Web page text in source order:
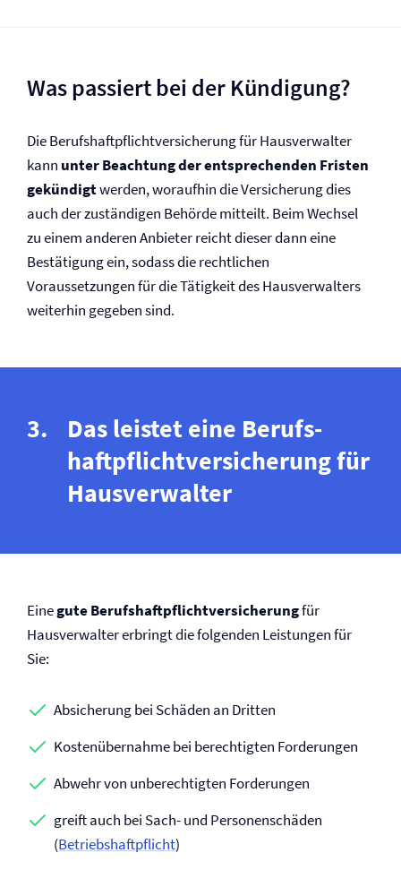
Was passiert bei der Kündigung?
Die Berufs­haftpflicht­versicherung für Hausverwalter
kann unter Beachtung der entsprechenden Fristen
gekündigtwerden, woraufhin die Versicherung dies
auch der zuständigen Behörde mitteilt. Beim Wechsel
zu einem anderen Anbieter reicht dieser dann eine
Bestätigung ein, sodass die rechtlichen
Voraussetzungen für die Tätigkeit des Hausverwalters
weiterhin gegeben sind.
Das leistet eine Berufs­
haftpflicht­versicherung für
Hausverwalter
Einegute Berufs­haftpflicht­versicherungfür
Hausverwalter erbringt die folgenden Leistungen für
Sie:
Absicherung bei Schäden an Dritten
Kostenübernahme bei berechtigten Forderungen
Abwehr von unberechtigten Forderungen
greift auch bei Sach- und Personenschäden
(Betriebs­haftpflicht)